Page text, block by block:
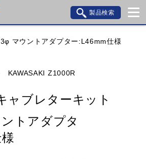
製品検索
KTM
マウントアダプター:L46mm仕様
KAWASAKI Z1000R
ャブレターキット
トアダプタ